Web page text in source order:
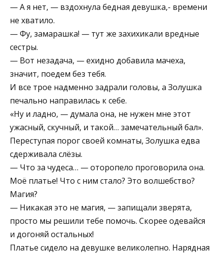
— А я нет, — вздохнула бедная девушка,- времени
не хватило.
— Фу, замарашка! — тут же захихикали вредные
сестры.
— Вот незадача, — ехидно добавила мачеха,
значит, поедем без тебя.
И все трое надменно задрали головы, а Золушка
печально направилась к себе.
«Ну и ладно, — думала она, не нужен мне этот
ужасный, скучный, и такой… замечательный бал».
Переступая порог своей комнаты, Золушка едва
сдерживала слёзы.
— Что за чудеса… — оторопело проговорила она.
Моё платье! Что с ним стало? Это волшебство?
Магия?
— Никакая это не магия, — запищали зверята,
просто мы решили тебе помочь. Скорее одевайся
и догоняй остальных!
Платье сидело на девушке великолепно. Нарядная